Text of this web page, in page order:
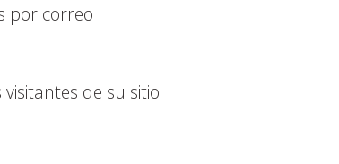
por correo
de su sitio